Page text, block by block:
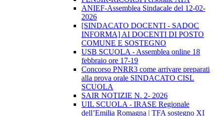
ANIEF-Assemblea Sindacale del 12-02-
2026
[SINDACATO DOCENTI - SADOC
INFORMA] AI DOCENTI DI POSTO
COMUNE E SOSTEGNO
USB SCUOLA - Assemblea online 18
febbraio ore 17-19
Concorso PNRR3 come arrivare preparati
alla prova orale SINDACATO CISL
SCUOLA
SAIR NOTIZIE N. 2- 2026
UIL SCUOLA - IRASE Regionale
dell’Emilia Romagna | TFA sostegno XI